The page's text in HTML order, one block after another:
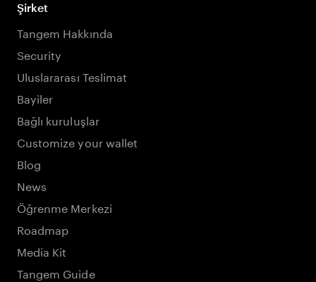
Şirket
Tangem Hakkında
Security
Uluslararası Teslimat
Bayiler
Bağlı kuruluşlar
Customize your wallet
Blog
News
Öğrenme Merkezi
Roadmap
Media Kit
Tangem Guide